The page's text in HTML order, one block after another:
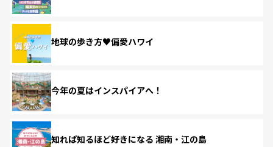
地球の歩き方♥偏愛ハワイ
今年の夏はインスパイアへ！
知れば知るほど好きになる 湘南・江の島